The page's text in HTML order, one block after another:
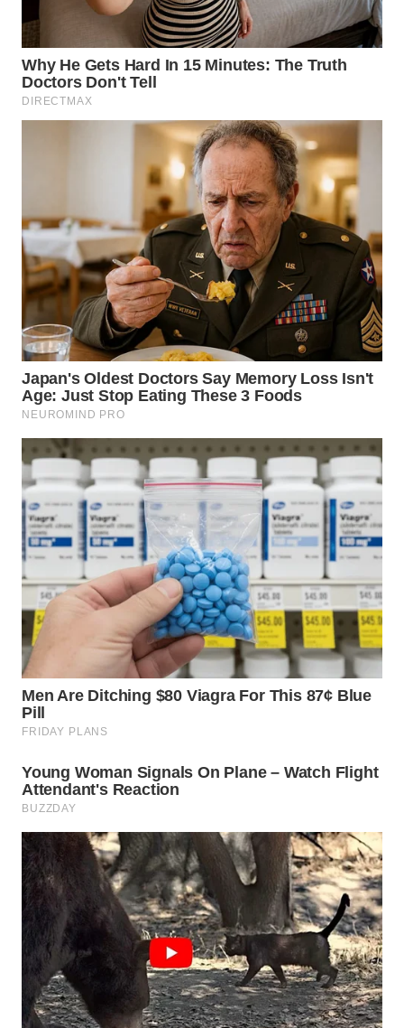
TAPANULI
TENGAH
WN DELI
TINGGI
WN
PAKPAK
WN
KARAWANG
WN
WN
BOGOR
WN
DEPOK
TAPANULI
WN
PADANG
LAWAS
WN
SUMEDANG
WN
CIANJUR
WN
KEPULAUAN
SERIBU